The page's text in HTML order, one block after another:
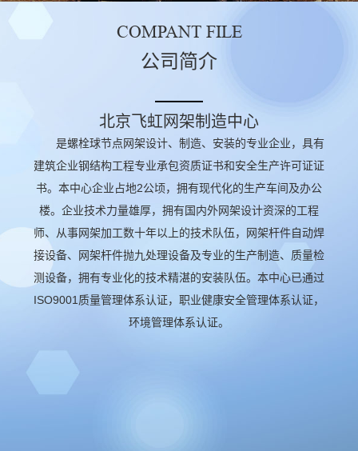
COMPANT FILE
公司简介
北京飞虹网架制造中心
是螺栓球节点网架设计、制造、安装的专业企业，具有
建筑企业钢结构工程专业承包资质证书和安全生产许可证证
书。本中心企业占地2公顷，拥有现代化的生产车间及办公
楼。企业技术力量雄厚，拥有国内外网架设计资深的工程
师、从事网架加工数十年以上的技术队伍，网架杆件自动焊
接设备、网架杆件抛九处理设备及专业的生产制造、质量检
测设备，拥有专业化的技术精湛的安装队伍。本中心已通过
ISO9001质量管理体系认证，职业健康安全管理体系认证，
环境管理体系认证。